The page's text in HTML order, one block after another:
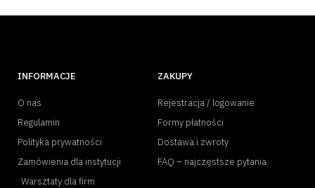
INFORMACJE
O nas
Regulamin
Polityka prywatności
Zamówienia dla instytucji
Warsztaty dla firm
ZAKUPY
Rejestracja / logowanie
Formy płatności
Dostawa i zwroty
FAQ – najczęstsze pytania